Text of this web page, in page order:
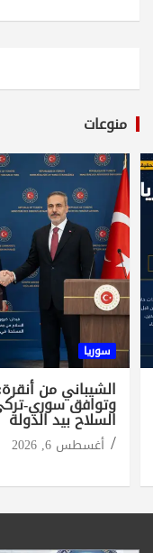
منوعات
سوريا
الشيباني من
وتوافق سوري-
السلاح بيد الدولة
أغسطس 6, 2026